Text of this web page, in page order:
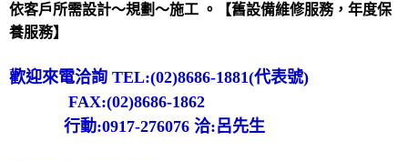
依客戶所需設計～規劃～施工 。【舊設備維修服務，年度保
養服務】
歡迎來電洽詢 TEL:(02)8686-1881(代表號)
FAX:(02)8686-1862
行動:0917-276076 洽:呂先生